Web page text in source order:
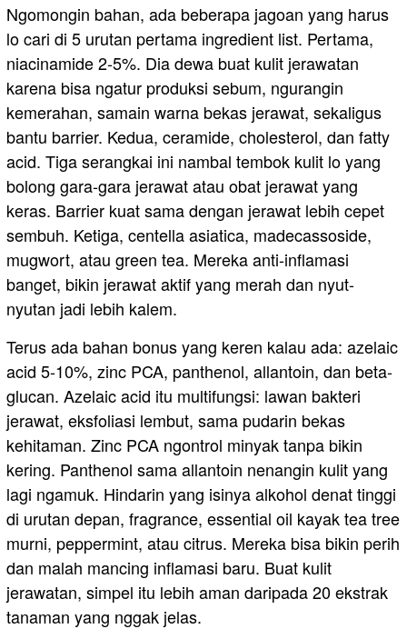
Ngomongin bahan, ada beberapa jagoan yang harus
lo cari di 5 urutan pertama ingredient list. Pertama,
niacinamide 2-5%. Dia dewa buat kulit jerawatan
karena bisa ngatur produksi sebum, ngurangin
kemerahan, samain warna bekas jerawat, sekaligus
bantu barrier. Kedua, ceramide, cholesterol, dan fatty
acid. Tiga serangkai ini nambal tembok kulit lo yang
bolong gara-gara jerawat atau obat jerawat yang
keras. Barrier kuat sama dengan jerawat lebih cepet
sembuh. Ketiga, centella asiatica, madecassoside,
mugwort, atau green tea. Mereka anti-inflamasi
banget, bikin jerawat aktif yang merah dan nyut-
nyutan jadi lebih kalem.
Terus ada bahan bonus yang keren kalau ada: azelaic
acid 5-10%, zinc PCA, panthenol, allantoin, dan beta-
glucan. Azelaic acid itu multifungsi: lawan bakteri
jerawat, eksfoliasi lembut, sama pudarin bekas
kehitaman. Zinc PCA ngontrol minyak tanpa bikin
kering. Panthenol sama allantoin nenangin kulit yang
lagi ngamuk. Hindarin yang isinya alkohol denat tinggi
di urutan depan, fragrance, essential oil kayak tea tree
murni, peppermint, atau citrus. Mereka bisa bikin perih
dan malah mancing inflamasi baru. Buat kulit
jerawatan, simpel itu lebih aman daripada 20 ekstrak
tanaman yang nggak jelas.